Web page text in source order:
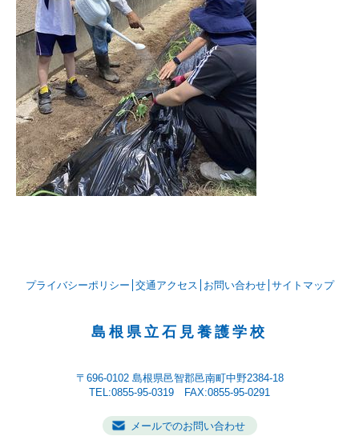
プライバシーポリシー 交通アクセス お問い合わせ サイトマップ
島根県立石見養護学校
〒696-0102 島根県邑智郡邑南町中野2384-18
TEL:0855-95-0319 FAX:0855-95-0291
メールでのお問い合わせ